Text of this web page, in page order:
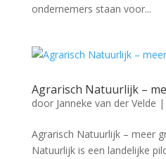
ondernemers staan voor...
Agrarisch Natuurlijk –
door Janneke van der Velde |
Agrarisch Natuurlijk – meer
Natuurlijk is een landelijke